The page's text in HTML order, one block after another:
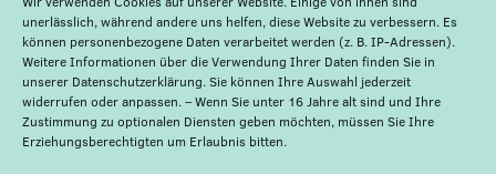
unerlässlich, während andere uns helfen, diese Website zu verbessern. Es
können personenbezogene Daten verarbeitet werden (z. B. IP-Adressen).
Weitere Informationen über die Verwendung Ihrer Daten finden Sie in
unserer Datenschutzerklärung. Sie können Ihre Auswahl jederzeit
widerrufen oder anpassen. – Wenn Sie unter 16 Jahre alt sind und Ihre
Zustimmung zu optionalen Diensten geben möchten, müssen Sie Ihre
Erziehungsberechtigten um Erlaubnis bitten.